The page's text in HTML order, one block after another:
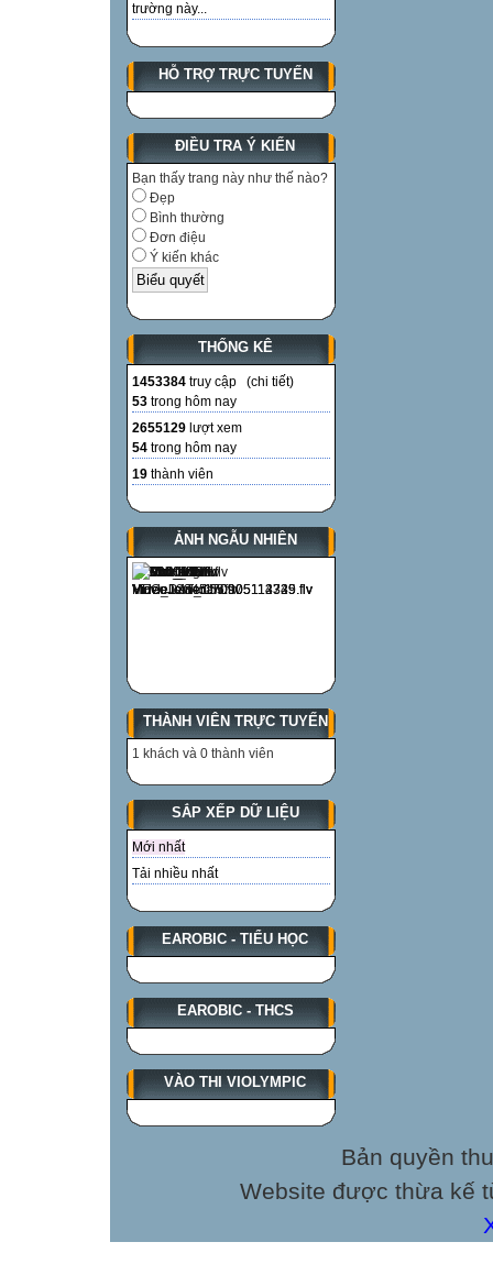
trường này...
HỖ TRỢ TRỰC TUYẾN
ĐIỀU TRA Ý KIẾN
Bạn thấy trang này như thế nào?
Đẹp
Bình thường
Đơn điệu
Ý kiến khác
THỐNG KÊ
1453384 truy cập (chi tiết)
53 trong hôm nay
2655129 lượt xem
54 trong hôm nay
19 thành viên
ẢNH NGẪU NHIÊN
THÀNH VIÊN TRỰC TUYẾN
1 khách và 0 thành viên
SẮP XẾP DỮ LIỆU
Mới nhất
Tải nhiều nhất
EAROBIC - TIỂU HỌC
EAROBIC - THCS
VÀO THI VIOLYMPIC
Bản quyền
Website được thừa kế